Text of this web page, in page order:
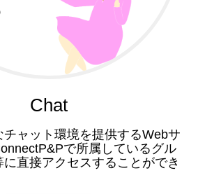
Chat
チャット環境を提供するWebサ
で所属しているグル
直接アクセスすることができ